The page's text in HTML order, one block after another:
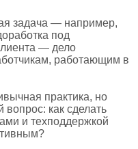
задача — например,
под
— дело
работающим в
практика, но
как сделать
и техподдержкой